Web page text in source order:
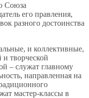
Союза
его правления,
разного достоинства
и коллективные,
творческой
– служат главному
направленная на
мастер-классы в